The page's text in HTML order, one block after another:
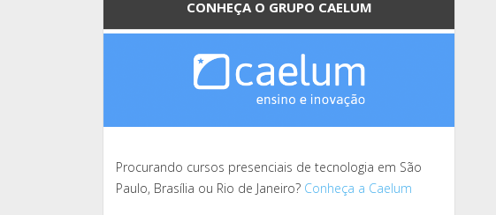
CONHEÇA O GRUPO CAELUM
Procurando cursos presenciais de tecnologia em São
Paulo, Brasília ou Rio de Janeiro? Conheça a Caelum